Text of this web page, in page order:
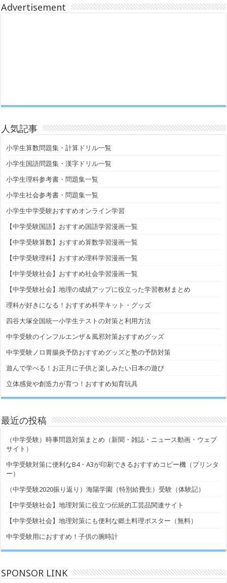
Advertisement
人気記事
小学生算数問題集・計算ドリル一覧
小学生国語問題集・漢字ドリル一覧
小学生理科参考書・問題集一覧
小学生社会参考書・問題集一覧
小学生中学受験おすすめオンライン学習
【中学受験国語】おすすめ国語学習漫画一覧
【中学受験算数】おすすめ算数学習漫画一覧
【中学受験理科】おすすめ理科学習漫画一覧
【中学受験社会】おすすめ社会学習漫画一覧
【中学受験社会】地理の成績アップに役立った学習教材まとめ
理科が好きになる！おすすめ科学キット・グッズ
四谷大塚全国統一小学生テストの対策と利用方法
中学受験のインフルエンザ＆風邪対策おすすめグッズ
中学受験ノロ胃腸炎予防おすすめグッズと塾の予防対策
遊んで学べる！お正月に子供と楽しみたい日本の遊び
立体感覚や創造力が育つ！おすすめ知育玩具
最近の投稿
（中学受験）時事問題対策まとめ（新聞・雑誌・ニュース動画・ウェブ
サイト）
中学受験対策に便利なB4・A3が印刷できるおすすめコピー機（プリンタ
ー）
（中学受験2020振り返り）海陽学園（特別給費生）受験（体験記）
【中学受験社会】地理対策に役立つ伝統的工芸品関連サイト
【中学受験社会】地理対策にも便利な郷土料理ポスター（無料）
中学受験用におすすめ！子供の腕時計
SPONSOR LINK